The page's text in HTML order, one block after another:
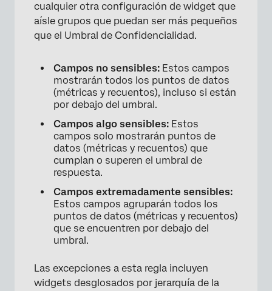
cualquier otra configuración de widget que
aísle grupos que puedan ser más pequeños
que el Umbral de Confidencialidad.
Campos no sensibles: Estos campos
mostrarán todos los puntos de datos
(métricas y recuentos), incluso si están
por debajo del umbral.
Campos algo sensibles: Estos
campos solo mostrarán puntos de
datos (métricas y recuentos) que
cumplan o superen el umbral de
respuesta.
Campos extremadamente sensibles:
Estos campos agruparán todos los
puntos de datos (métricas y recuentos)
que se encuentren por debajo del
umbral.
Las excepciones a esta regla incluyen
widgets desglosados ​​por jerarquía de la